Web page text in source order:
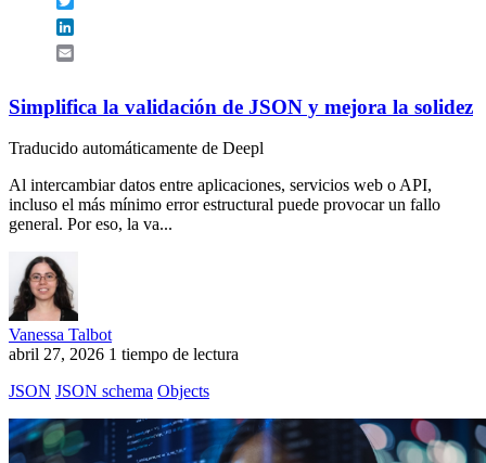
Simplifica la validación de JSON y mejora la solidez
Traducido automáticamente de Deepl
Al intercambiar datos entre aplicaciones, servicios web o API,
incluso el más mínimo error estructural puede provocar un fallo
general. Por eso, la va...
Vanessa Talbot
abril 27, 2026 1 tiempo de lectura
JSON JSON schema Objects